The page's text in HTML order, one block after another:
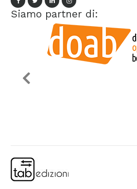
Siamo partner di: